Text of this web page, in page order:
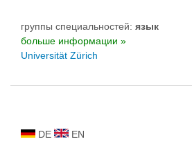
группы специальностей: язык
больше информации »
Universität Zürich
DE EN